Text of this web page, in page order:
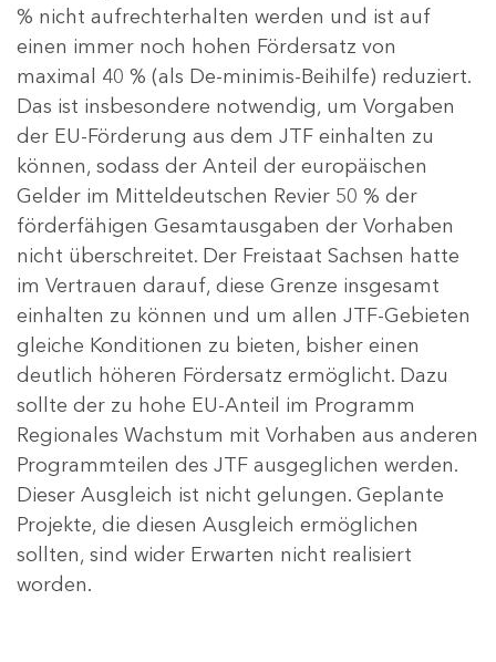
% nicht aufrechterhalten werden und ist auf
einen immer noch hohen Fördersatz von
maximal 40 % (als De-minimis-Beihilfe) reduziert.
Das ist insbesondere notwendig, um Vorgaben
der EU-Förderung aus dem JTF einhalten zu
können, sodass der Anteil der europäischen
Gelder im Mitteldeutschen Revier 50 % der
förderfähigen Gesamtausgaben der Vorhaben
nicht überschreitet. Der Freistaat Sachsen hatte
im Vertrauen darauf, diese Grenze insgesamt
einhalten zu können und um allen JTF-Gebieten
gleiche Konditionen zu bieten, bisher einen
deutlich höheren Fördersatz ermöglicht. Dazu
sollte der zu hohe EU-Anteil im Programm
Regionales Wachstum mit Vorhaben aus anderen
Programmteilen des JTF ausgeglichen werden.
Dieser Ausgleich ist nicht gelungen. Geplante
Projekte, die diesen Ausgleich ermöglichen
sollten, sind wider Erwarten nicht realisiert
worden.